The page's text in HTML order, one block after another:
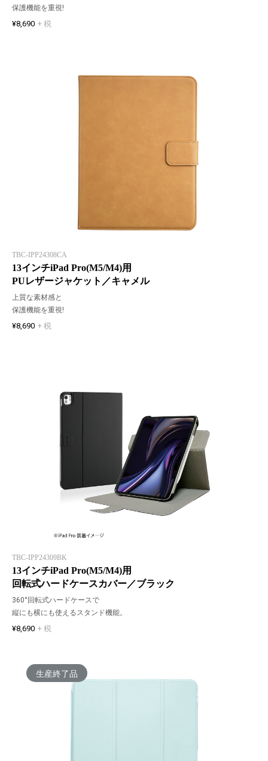
保護機能を重視!
¥8,690 + 税
TBC-IPP24308CA
13インチiPad Pro(M5/M4)用
PUレザージャケット／キャメル
上質な素材感と
保護機能を重視!
¥8,690 + 税
TBC-IPP24309BK
13インチiPad Pro(M5/M4)用
回転式ハードケースカバー／ブラック
360°回転式ハードケースで
縦にも横にも使えるスタンド機能。
¥8,690 + 税
生産終了品